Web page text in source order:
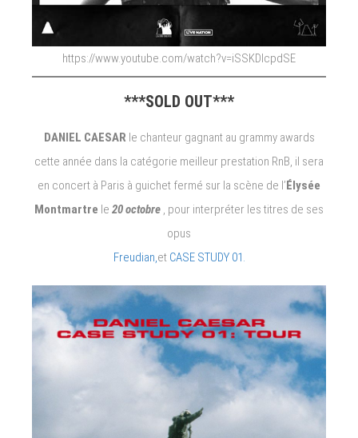
https://www.youtube.com/watch?v=iSSKDIcpdSE
***SOLD OUT***
DANIEL CAESAR le chanteur gagnant au grammy awards
cette année dans la catégorie meilleur prestation RnB, il sera
en concert à Paris à guichet fermé sur la scène de l’Élysée
Montmartre le 20 octobre , pour interpréter les titres de ses
opus
Freudian,et CASE STUDY 01.